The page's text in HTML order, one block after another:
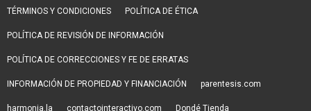
TÉRMINOS Y CONDICIONES POLÍTICA DE ÉTICA
POLÍTICA DE REVISIÓN DE INFORMACIÓN
POLÍTICA DE CORRECCIONES Y FE DE ERRATAS
INFORMACIÓN DE PROPIEDAD Y FINANCIACIÓN parentesis.com
harmonia.la contactointeractivo.com Dondé Tienda